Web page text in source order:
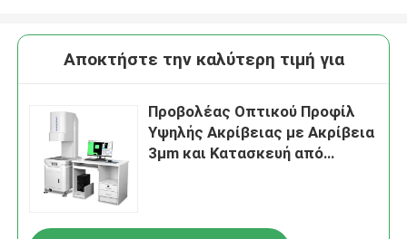
Αποκτήστε την καλύτερη τιμή για
Προβολέας Οπτικού Προφίλ
Υψηλής Ακρίβειας με Ακρίβεια
3μm και Κατασκευή από